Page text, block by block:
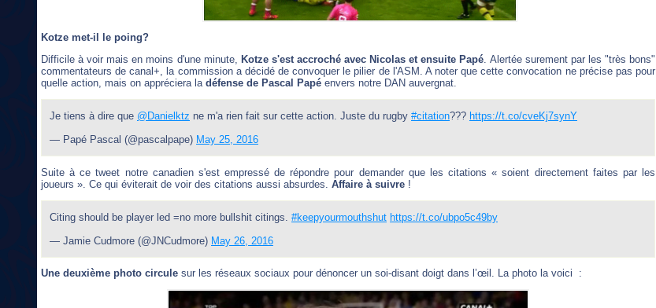
Kotze met-il le poing?
Difficile à voir mais en moins d'une minute, Kotze s'est accroché avec Nicolas et ensuite Papé. Alertée surement par les "très bons"
commentateurs de canal+, la commission a décidé de convoquer le pilier de l'ASM. A noter que cette convocation ne précise pas pour
quelle action, mais on appréciera la défense de Pascal Papé envers notre DAN auvergnat.
Je tiens à dire que @Danielktz ne m'a rien fait sur cette action. Juste du rugby #citation??? https://t.co/cveKj7synY
— Papé Pascal (@pascalpape) May 25, 2016
Suite à ce tweet notre canadien s'est empressé de répondre pour demander que les citations « soient directement faites par les
joueurs ». Ce qui éviterait de voir des citations aussi absurdes. Affaire à suivre !
Citing should be player led =no more bullshit citings. #keepyourmouthshut https://t.co/ubpo5c49by
— Jamie Cudmore (@JNCudmore) May 26, 2016
Une deuxième photo circule sur les réseaux sociaux pour dénoncer un soi-disant doigt dans l’œil. La photo la voici :